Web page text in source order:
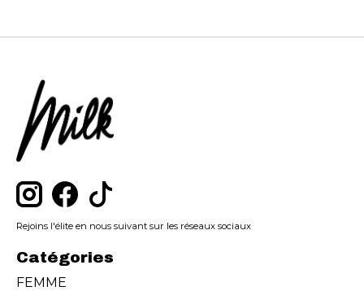
Rejoins l'élite en nous suivant sur les réseaux sociaux
Catégories
FEMME